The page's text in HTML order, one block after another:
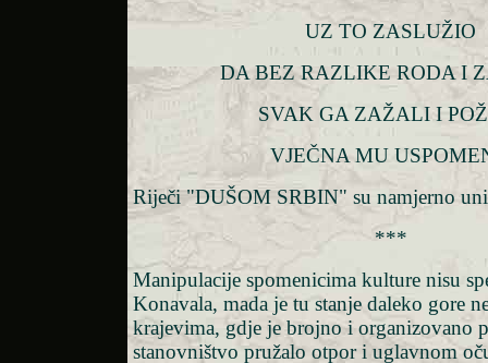
UZ TO ZASLUŽIO
DA BEZ RAZLIKE RODA I
SVAK GA ZAŽALI I
VJEČNA MU
Riječi "DUŠOM SRBIN" su namjerno
***
Manipulacije spomenicima kulture nisu
Konavala, mada je tu stanje daleko gore
krajevima, gdje je brojno i organizovano
stanovništvo pružalo otpor i uglavnom